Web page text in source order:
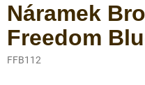
Náramek
Freedom
FFB112